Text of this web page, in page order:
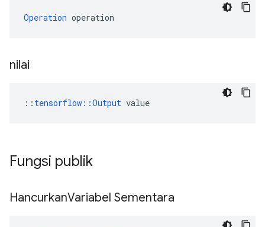
Operation operation
nilai
:: tensorflow::Output value
Fungsi publik
HancurkanVariabel Sementara